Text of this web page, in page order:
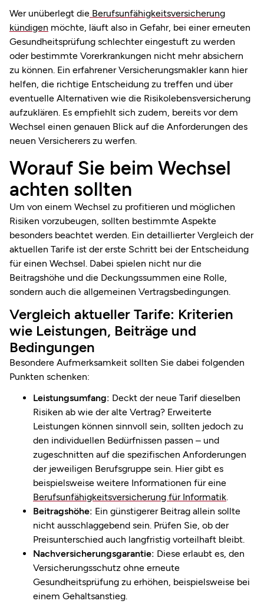
Wer unüberlegt die Berufsunfähigkeitsversicherung
kündigen möchte, läuft also in Gefahr, bei einer erneuten
Gesundheitsprüfung schlechter eingestuft zu werden
oder bestimmte Vorerkrankungen nicht mehr absichern
zu können. Ein erfahrener Versicherungsmakler kann hier
helfen, die richtige Entscheidung zu treffen und über
eventuelle Alternativen wie die Risikolebensversicherung
aufzuklären. Es empfiehlt sich zudem, bereits vor dem
Wechsel einen genauen Blick auf die Anforderungen des
neuen Versicherers zu werfen.
Worauf Sie beim Wechsel
achten sollten
Um von einem Wechsel zu profitieren und möglichen
Risiken vorzubeugen, sollten bestimmte Aspekte
besonders beachtet werden. Ein detaillierter Vergleich der
aktuellen Tarife ist der erste Schritt bei der Entscheidung
für einen Wechsel. Dabei spielen nicht nur die
Beitragshöhe und die Deckungssummen eine Rolle,
sondern auch die allgemeinen Vertragsbedingungen.
Vergleich aktueller Tarife: Kriterien
wie Leistungen, Beiträge und
Bedingungen
Besondere Aufmerksamkeit sollten Sie dabei folgenden
Punkten schenken:
Leistungsumfang: Deckt der neue Tarif dieselben
Risiken ab wie der alte Vertrag? Erweiterte
Leistungen können sinnvoll sein, sollten jedoch zu
den individuellen Bedürfnissen passen – und
zugeschnitten auf die spezifischen Anforderungen
der jeweiligen Berufsgruppe sein. Hier gibt es
beispielsweise weitere Informationen für eine
Berufsunfähigkeitsversicherung für Informatik.
Beitragshöhe: Ein günstigerer Beitrag allein sollte
nicht ausschlaggebend sein. Prüfen Sie, ob der
Preisunterschied auch langfristig vorteilhaft bleibt.
Nachversicherungsgarantie: Diese erlaubt es, den
Versicherungsschutz ohne erneute
Gesundheitsprüfung zu erhöhen, beispielsweise bei
einem Gehaltsanstieg.